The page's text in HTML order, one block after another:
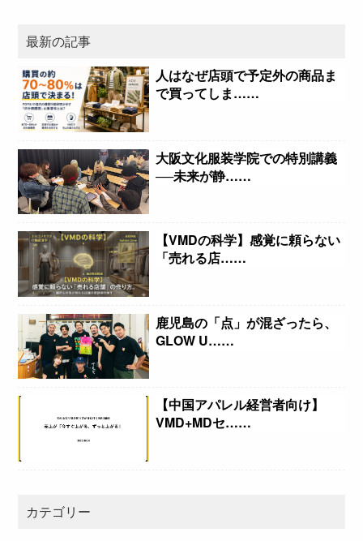
最新の記事
人はなぜ店頭で予定外の商品ま
で買ってしま……
大阪文化服装学院での特別講義
──未来が静……
【VMDの科学】感覚に頼らない
「売れる店……
鹿児島の「点」が混ざったら、
GLOW U……
【中国アパレル経営者向け】
VMD+MDセ……
カテゴリー